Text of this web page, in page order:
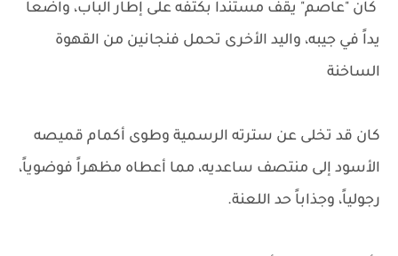
كان "عاصم" يقف مستنداً بكتفه على إطار الباب، واضعاً
يداً في جيبه، واليد الأخرى تحمل فنجانين من القهوة
الساخنة
كان قد تخلى عن سترته الرسمية وطوى أكمام قميصه
الأسود إلى منتصف ساعديه، مما أعطاه مظهراً فوضوياً،
رجولياً، وجذاباً حد اللعنة.